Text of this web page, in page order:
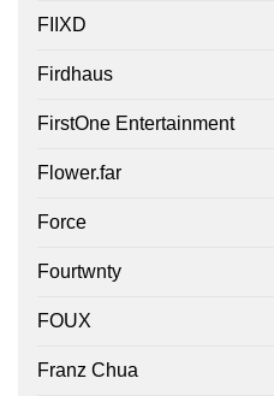
FIIXD
Firdhaus
FirstOne Entertainment
Flower.far
Force
Fourtwnty
FOUX
Franz Chua